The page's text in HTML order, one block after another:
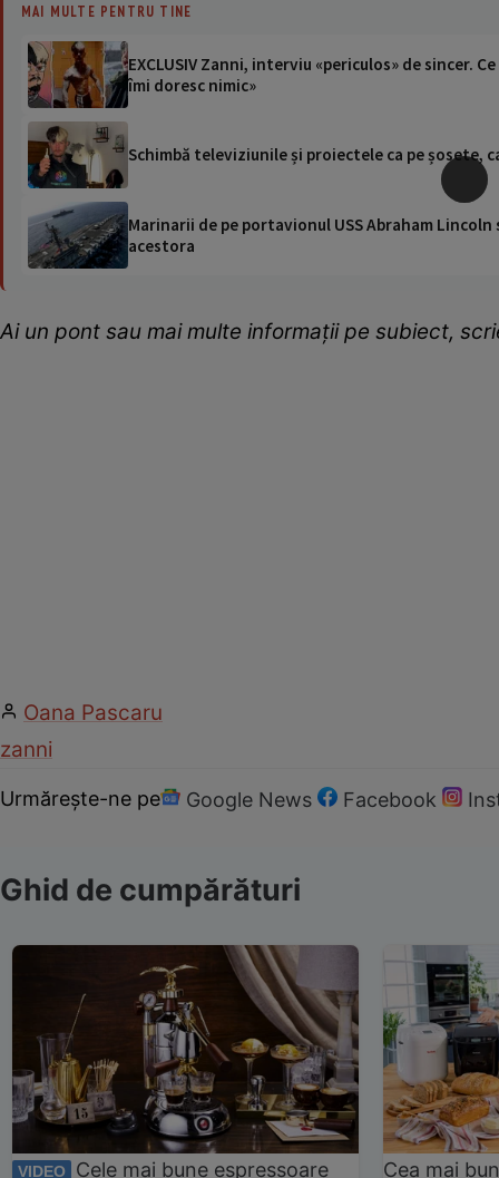
MAI MULTE PENTRU TINE
EXCLUSIV Zanni, interviu «periculos» de sincer.
îmi doresc nimic»
Schimbă televiziunile și proiectele ca pe șosete,
Marinarii de pe portavionul USS Abraham
acestora
Ai un pont sau mai multe informații pe subiect,
Oana Pascaru
zanni
Urmărește-ne pe Google News Facebook
Ghid de cumpărături
VIDEO Cele mai bune espressoare Cea mai